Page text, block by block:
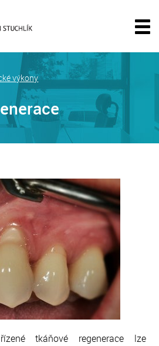
výkony
tkáňové regenerace lze